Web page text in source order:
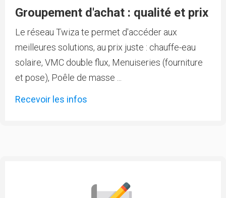
Groupement d'achat : qualité et prix
Le réseau Twiza te permet d'accéder aux
meilleures solutions, au prix juste : chauffe-eau
solaire, VMC double flux, Menuiseries (fourniture
et pose), Poêle de masse ...
Recevoir les infos